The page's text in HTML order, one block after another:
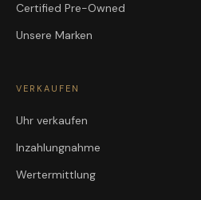
Certified Pre-Owned
Unsere Marken
VERKAUFEN
Uhr verkaufen
Inzahlungnahme
Wertermittlung